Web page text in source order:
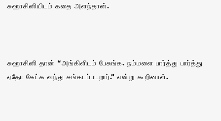
சுஹாசினியிடம் கதை அளந்தான்.
சுஹாசினி தான் “அங்கிளிடம் பேசுங்க. நம்மளை பார்த்து பார்த்து
ஏதோ கேட்க வந்து சங்கடப்படறார்.” என்று கூறினாள்.